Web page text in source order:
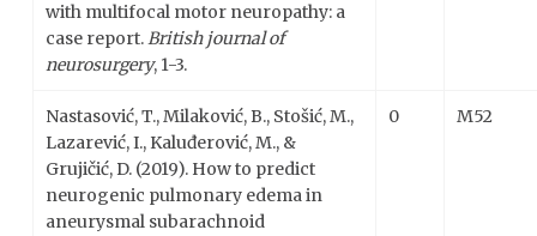
with multifocal motor neuropathy: a
case report.British journal of
neurosurgery, 1-3.
Nastasović, T., Milaković, B., Stošić, M.,
Lazarević, I., Kaluđerović, M., &
Grujičić, D. (2019). How to predict
neurogenic pulmonary edema in
aneurysmal subarachnoid
0 M52